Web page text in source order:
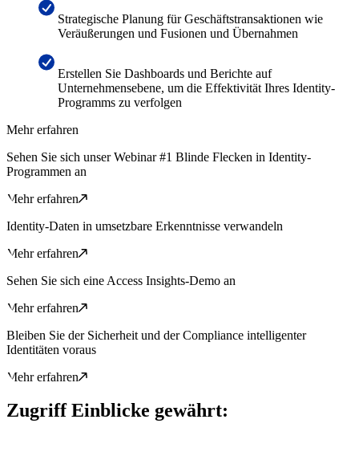
Strategische Planung für Geschäftstransaktionen wie
Veräußerungen und Fusionen und Übernahmen
Erstellen Sie Dashboards und Berichte auf
Unternehmensebene, um die Effektivität Ihres Identity-
Programms zu verfolgen
Mehr erfahren
Sehen Sie sich unser Webinar #1 Blinde Flecken in Identity-
Programmen an
Mehr erfahren
Identity-Daten in umsetzbare Erkenntnisse verwandeln
Mehr erfahren
Sehen Sie sich eine Access Insights-Demo an
Mehr erfahren
Bleiben Sie der Sicherheit und der Compliance intelligenter
Identitäten voraus
Mehr erfahren
Zugriff Einblicke gewährt: